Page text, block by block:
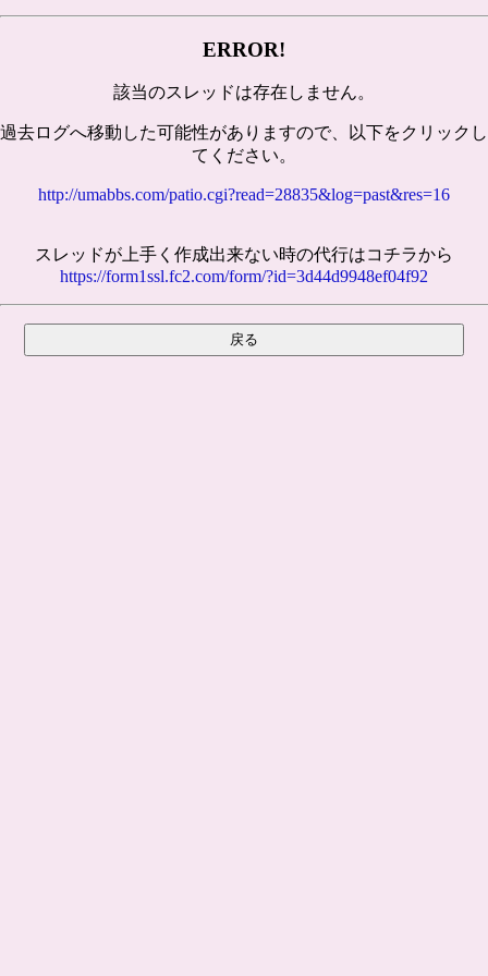
ERROR!
該当のスレッドは存在しません。
過去ログへ移動した可能性がありますので、以下をクリックし
てください。
http://umabbs.com/patio.cgi?read=28835&log=past&res=16
スレッドが上手く作成出来ない時の代行はコチラから
https://form1ssl.fc2.com/form/?id=3d44d9948ef04f92